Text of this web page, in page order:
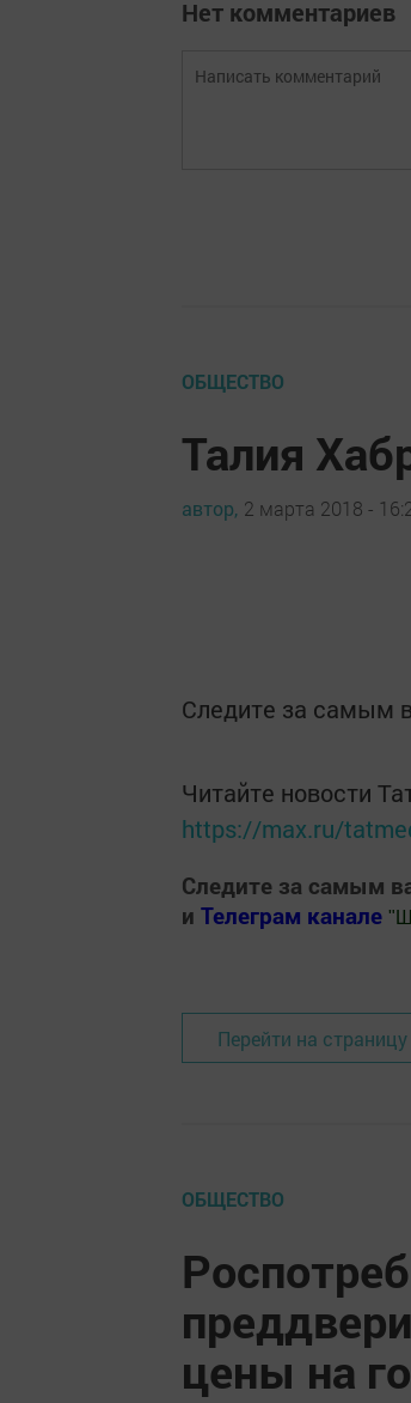
Нет комментариев
ОБЩЕСТВО
Талия
автор, 2 марта 2018 -
Следите за самым
Читайте новости
https://max.ru/
Следите за самым
и Телеграм канале "
Перейти на
ОБЩЕСТВО
цены на